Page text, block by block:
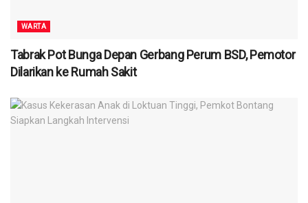
WARTA
Tabrak Pot Bunga Depan Gerbang Perum BSD, Pemotor
Dilarikan ke Rumah Sakit